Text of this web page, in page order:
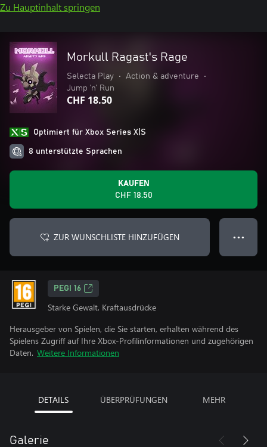
Zu Hauptinhalt springen
Morkull Ragast's Rage
Selecta Play • Action & adventure
•
Jump ’n’ Run
CHF 18.50
Optimiert für Xbox Series X|S
8 unterstützte Sprachen
KAUFEN
CHF 18.50
ZUR WUNSCHLISTE HINZUFÜGEN ● ● ●
PEGI 16
Starke Gewalt, Kraftausdrücke
Herausgeber von Spielen, die Sie starten, erhalten während des
Spielens Zugriff auf Ihre Xbox-Profilinformationen und zugehörigen
Daten. Weitere Informationen
DETAILS ÜBERPRÜFUNGEN MEHR
Galerie